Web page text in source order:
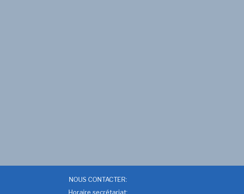
NOUS CONTACTER:
Horaire secrétariat: